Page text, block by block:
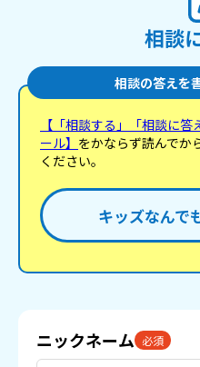
相談
相談の答えを
【「相談する」「相談に
ール】 をかならず読んでか
ください。
キッズなんで
ニックネーム 必須